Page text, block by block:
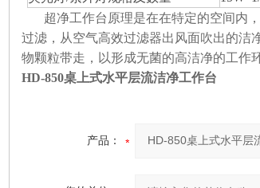
超净工作台原理是在在特定的空间内，
过滤，从空气高效过滤器出风面吹出的洁
物颗粒带走，以形成无菌的高洁净的工作
HD-850桌上式水平层流洁净工作台
产品：